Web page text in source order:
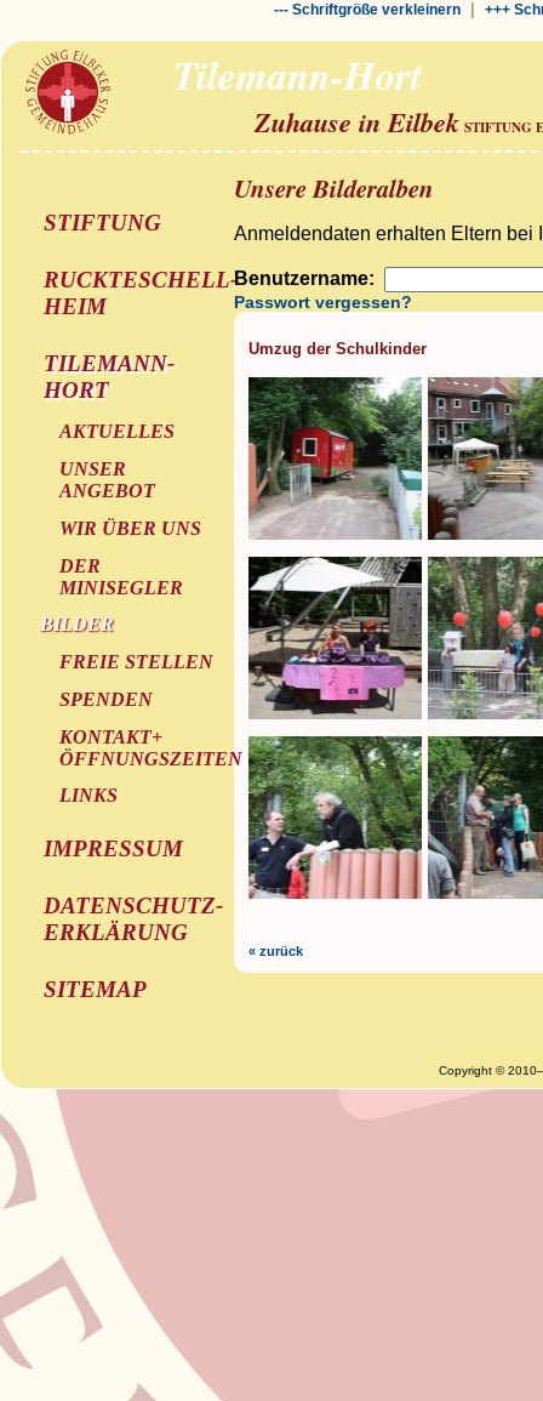
--- Schriftgröße verkleinern| +++
Tilemann-Hort
Zuhause in Eilbek STIFTUNG
STIFTUNG
RUCKTESCHELL-
HEIM
TILEMANN-
HORT
AKTUELLES
UNSER
ANGEBOT
WIR ÜBER UNS
DER
MINISEGLER
BILDER
FREIE STELLEN
SPENDEN
KONTAKT+
ÖFFNUNGSZEITEN
LINKS
IMPRESSUM
DATENSCHUTZ-
ERKLÄRUNG
SITEMAP
Unsere Bilderalben
Anmeldendaten erhalten Eltern bei
Benutzername:
Passwort vergessen?
Umzug der Schulkinder
« zurück
Copyright ©